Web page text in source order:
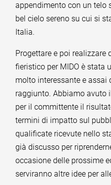
appendimento con un telo
bel cielo sereno su cui si
Italia.
Progettare e poi realizzare
fieristico per MIDO è stata
molto interessante e assai
raggiunto. Abbiamo avuto
per il committente il
termini di impatto sul
qualificate ricevute nello
già discusso per
occasione delle prossime
serviranno altre idee per